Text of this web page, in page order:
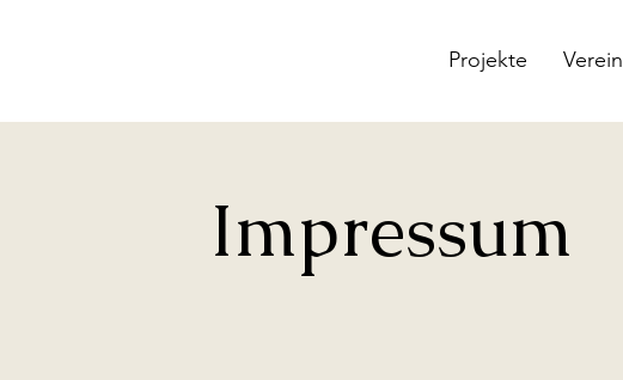
Projekte Verein
Impressum